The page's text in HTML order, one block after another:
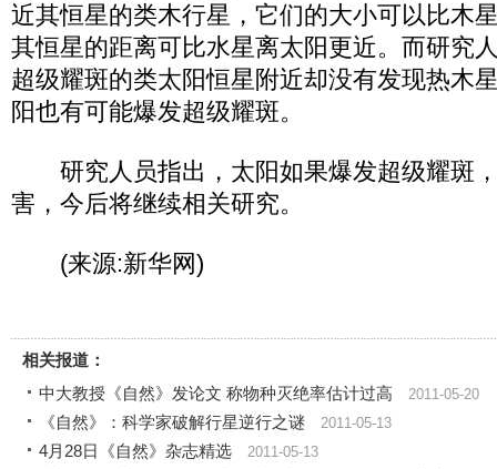
近其恒星的类木行星，它们的大小可以比木
其恒星的距离可比水星离太阳更近。而研究
超级耀斑的类太阳恒星附近却没有发现热木
阳也有可能爆发超级耀斑。
研究人员指出，太阳如果爆发超级耀斑
害，今后将继续相关研究。
(来源:新华网)
相关报道：
中大教授《自然》发论文 称物种灭绝率估计过高
2011-05-20
《自然》：科学家破解行星逆行之谜 2011-05-13
4月28日《自然》杂志精选 2011-05-13